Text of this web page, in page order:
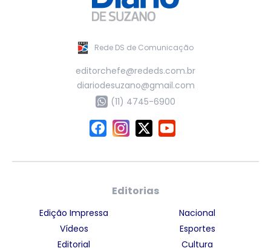
Rede DS de Comunicação
editorchefe@rededs.com.br
diariodesuzano@gmail.com
(11) 4745-6900
Editorias
Edição Impressa
Vídeos
Editorial
Nacional
Esportes
Cultura